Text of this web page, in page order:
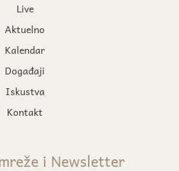
Live
Aktuelno
Kalendar
Događaji
Iskustva
Kontakt
i Newsletter